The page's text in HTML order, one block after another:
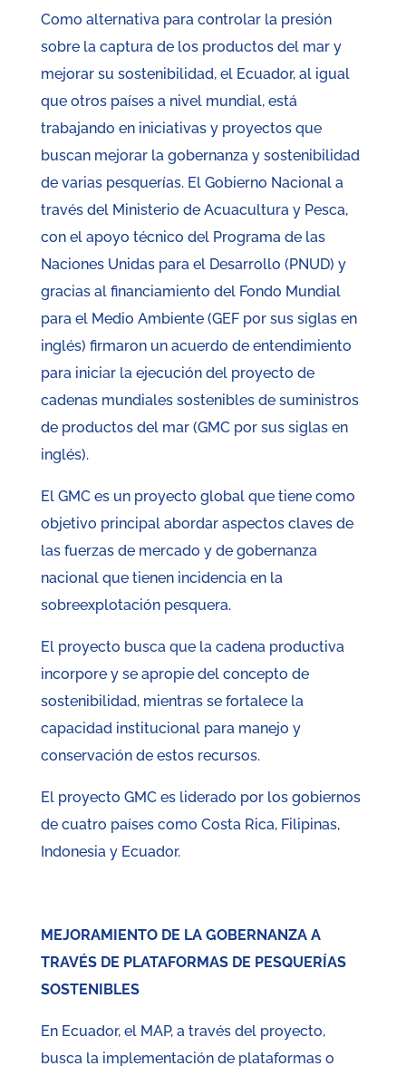
Como alternativa para controlar la presión
sobre la captura de los productos del mar y
mejorar su sostenibilidad, el Ecuador, al igual
que otros países a nivel mundial, está
trabajando en iniciativas y proyectos que
buscan mejorar la gobernanza y sostenibilidad
de varias pesquerías. El Gobierno Nacional a
través del Ministerio de Acuacultura y Pesca,
con el apoyo técnico del Programa de las
Naciones Unidas para el Desarrollo (PNUD) y
gracias al financiamiento del Fondo Mundial
para el Medio Ambiente (GEF por sus siglas en
inglés) firmaron un acuerdo de entendimiento
para iniciar la ejecución del proyecto de
cadenas mundiales sostenibles de suministros
de productos del mar (GMC por sus siglas en
inglés).
El GMC es un proyecto global que tiene como
objetivo principal abordar aspectos claves de
las fuerzas de mercado y de gobernanza
nacional que tienen incidencia en la
sobreexplotación pesquera.
El proyecto busca que la cadena productiva
incorpore y se apropie del concepto de
sostenibilidad, mientras se fortalece la
capacidad institucional para manejo y
conservación de estos recursos.
El proyecto GMC es liderado por los gobiernos
de cuatro países como Costa Rica, Filipinas,
Indonesia y Ecuador.
MEJORAMIENTO DE LA GOBERNANZA A
TRAVÉS DE PLATAFORMAS DE PESQUERÍAS
SOSTENIBLES
En Ecuador, el MAP, a través del proyecto,
busca la implementación de plataformas o